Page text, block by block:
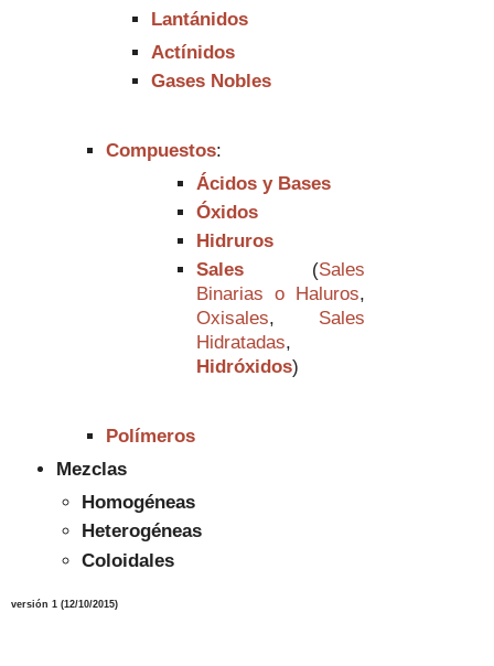
Lantánidos
Actínidos
Gases Nobles
Compuestos:
Ácidos y Bases
Óxidos
Hidruros
Sales (Sales
Binarias o Haluros,
Oxisales, Sales
Hidratadas,
Hidróxidos)
Polímeros
Mezclas
Homogéneas
Heterogéneas
Coloidales
versión 1 (12/10/2015)